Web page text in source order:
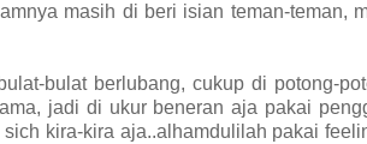
masih di beri isian teman-teman,
bulat berlubang, cukup di potong-
jadi di ukur beneran aja pakai
kira-kira aja..alhamdulilah pakai